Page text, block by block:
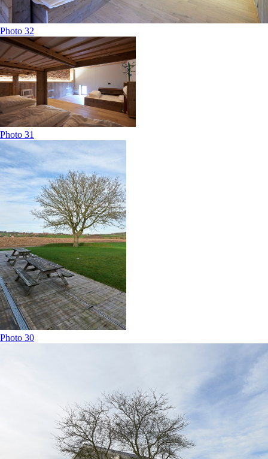
Photo 32
Photo 31
Photo 30